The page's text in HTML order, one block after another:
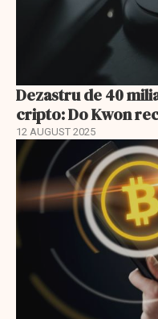
Dezastru de 40
cripto: Do Kwon
12 AUGUST 2025